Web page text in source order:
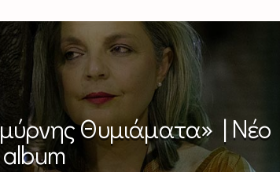
Θυμιάματα» | Νέο
album